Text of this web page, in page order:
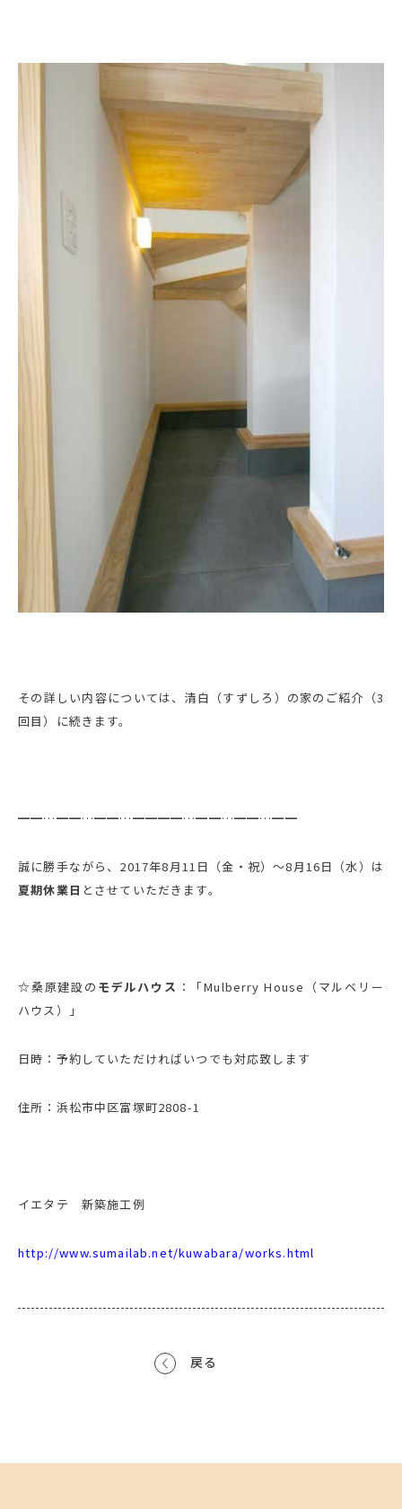
その詳しい内容については、清白（すずしろ）の家のご紹介（3
回目）に続きます。
━━…━━…━━…━━━━…━━…━━…━━
誠に勝手ながら、2017年8月11日（金・祝）～8月16日（水）は
夏期休業日 とさせていただきます。
☆桑原建設の モデルハウス ：「Mulberry House（マルベリー
ハウス）」
日時：予約していただければいつでも対応致します
住所：浜松市中区富塚町2808-1
イエタテ 新築施工例
http://www.sumailab.net/kuwabara/works.html
戻る